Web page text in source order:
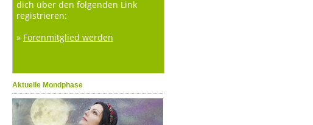
dich über den folgenden Link
registrieren:
» Forenmitglied werden
Aktuelle Mondphase